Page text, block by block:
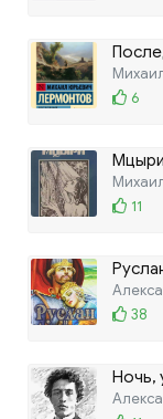
6
Мцыри
11
38
Ночь,